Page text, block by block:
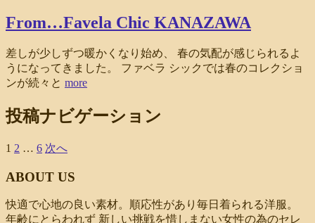
From…Favela Chic KANAZAWA
差しが少しずつ暖かくなり始め、 春の気配が感じられるよ
うになってきました。 ファベラ シックでは春のコレクショ
ンが続々と more
投稿ナビゲーション
1 2 … 6 次へ
ABOUT US
快適で心地の良い素材。順応性があり毎日着られる洋服。
年齢にとらわれず 新しい挑戦を惜しまない女性の為のセレ